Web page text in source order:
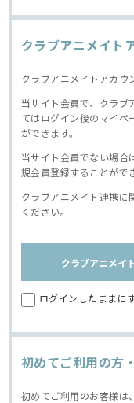
クラブアニメイト
クラブアニメイトアカウ
当サイト会員で、クラブ
てはログイン後のマイペ
ができます。
当サイト会員でない場合
規会員登録することがで
クラブアニメイト連携に
ください。
クラブアニメイ
ログインしたままに
初めてご利用の方
初めてご利用のお客様は